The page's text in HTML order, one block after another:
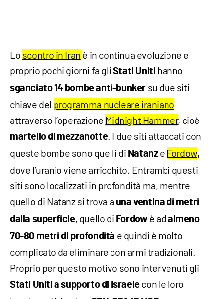
Lo scontro in Iran è in continua evoluzione e
proprio pochi giorni fa gli Stati Uniti hanno
sganciato 14 bombe anti-bunker su due siti
chiave del programma nucleare iraniano
attraverso l’operazione Midnight Hammer, cioè
martello di mezzanotte. I due siti attaccati con
queste bombe sono quelli di Natanze Fordow,
dove l’uranio viene arricchito. Entrambi questi
siti sono localizzati in profondità ma, mentre
quello di Natanz si trova a una ventina di metri
dalla superficie, quello di Fordowè adalmeno
70-80 metri di profondità e quindi è molto
complicato da eliminare con armi tradizionali.
Proprio per questo motivo sono intervenuti gli
Stati Uniti a supporto di Israelecon le loro